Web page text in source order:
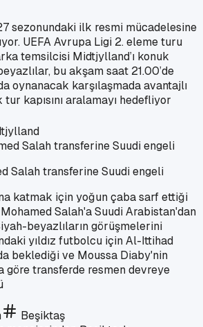
sezonundaki ilk resmi mücadelesine
UEFA Avrupa Ligi 2. eleme turu
temsilcisi Midtjylland’ı konuk
bu akşam saat 21.00’de
oynanacak karşılaşmada avantajlı
kapısını aralamayı hedefliyor
Salah transferine Suudi engeli
katmak için yoğun çaba sarf ettiği
Mohamed Salah'a Suudi Arabistan'dan
beyazlıların görüşmelerini
yıldız futbolcu için Al-Ittihad
beklediği ve Moussa Diaby'nin
göre transferde resmen devreye
Beşiktaş